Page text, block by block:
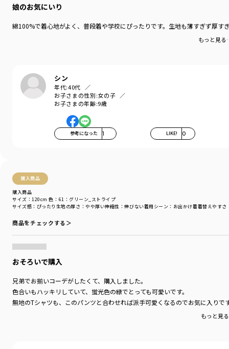
娘のお気にいり
綿100%で着心地がよく、普段着や学校にぴったりです。生地も薄すぎず厚
もっと見
シン
年代:40代
お子さまの性別:女の子
お子さまの年齢:9歳
参考になった 1 LIKE! 0
購入商品
購入商品
サイズ感 ：ぴったり 生地の厚さ ：やや厚い伸縮性 ：伸びない着用シーン ：お出かけ着着替えやすさ
サイズ：120cm 色：61：グリーン_ストライプ
商品をチェックする＞
おそろいで購入
兄弟でお揃いコーデがしたくて、購入しました。
色合いもハッキリしていて、蛍光色の緑でとっても可愛いです。
無地のTシャツも、このパンツと合わせれば派手可愛くなるのでお気に入りで
もっと見
着用イメージ/カラー：13:カラシ
サイズ：サイズ110
カラー
／ブルー
性別タイプ
／GIRL
BOY
／ファイナルセール
16-6241-342